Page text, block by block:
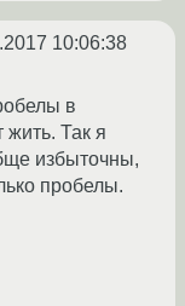
10:06:38
в
Так я
избыточны,
пробелы.